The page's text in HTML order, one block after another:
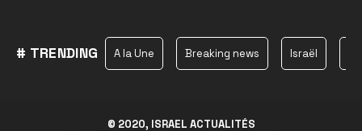
# TRENDING A la Une Breaking news Israël
© 2020, ISRAEL ACTUALITÉS